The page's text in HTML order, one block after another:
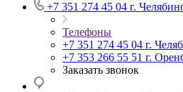
+7 351 274 45 04 г.
Телефоны
+7 351 274 45 04 г.
+7 353 266 55 51 г.
Заказать звонок